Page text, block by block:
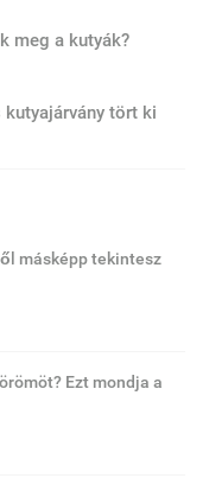
meg a kutyák?
tört ki
másképp tekintesz
Ezt mondja a